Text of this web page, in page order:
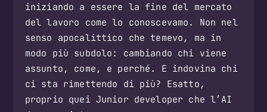
iniziando a essere la fine del mercato
del lavoro come lo conoscevamo. Non nel
senso apocalittico che temevo, ma in
modo più subdolo: cambiando chi viene
assunto, come, e perché. E indovina chi
ci sta rimettendo di più? Esatto,
proprio quei Junior developer che l’AI